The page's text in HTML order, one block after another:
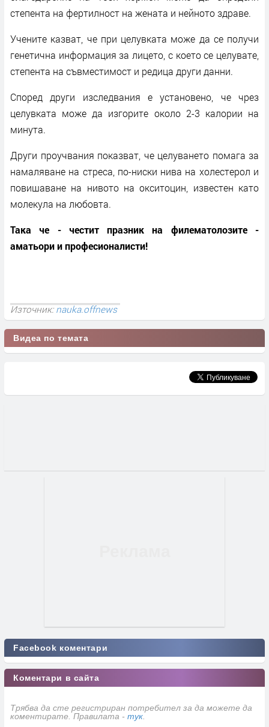
степента на фертилност на жената и нейното здраве.
Учените казват, че при целувката може да се получи
генетична информация за лицето, с което се целувате,
степента на съвместимост и редица други данни.
Според други изследвания е установено, че чрез
целувката може да изгорите около 2-3 калории на
минута.
Други проучвания показват, че целуването помага за
намаляване на стреса, по-ниски нива на холестерол и
повишаване на нивото на окситоцин, известен като
молекула на любовта.
Така че - честит празник на филематолозите -
аматьори и професионалисти!
Източник:nauka.offnews
Видеа по темата
Facebook коментари
Коментари в сайта
Трябва да сте регистриран потребител за да можете да
коментирате. Правилата - тук